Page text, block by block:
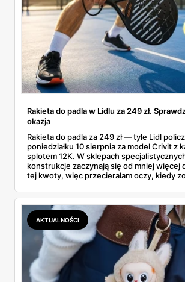
Rakieta do padla w Lidlu za 249 zł.
okazja
Rakieta do padla za 249 zł — tyle Lidl
poniedziałku 10 sierpnia za model Crivit z
splotem 12K. W sklepach
konstrukcje zaczynają się od mniej więcej
tej kwoty, więc przecierałam oczy, kiedy
najszybciej rosnący sport w Polsce:
lawinowo, a chętnych jeszcze szybciej.
dokładnie dostajemy za te pieniądze i
faktycznie wystarczy.
AKTUALNOŚCI